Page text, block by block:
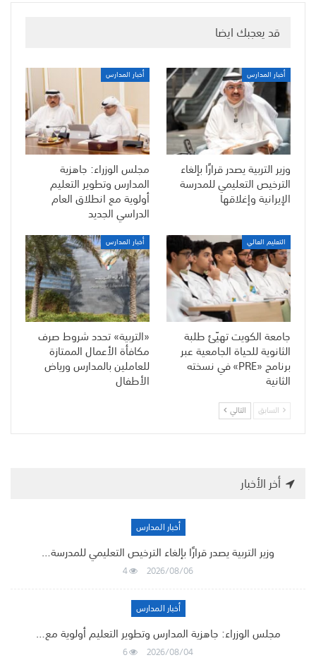
قد يعجبك ايضا
أخبار المدارس
وزير التربية يصدر قرارًا بإلغاء
الترخيص التعليمي للمدرسة
الإيرانية وإغلاقها
أخبار المدارس
مجلس الوزراء: جاهزية
المدارس وتطوير التعليم
أولوية مع انطلاق العام
الدراسي الجديد
التعليم العالي
جامعة الكويت تهيّئ طلبة
الثانوية للحياة الجامعية عبر
برنامج «PRE» في نسخته
الثانية
أخبار المدارس
«التربية» تحدد شروط صرف
مكافأة الأعمال الممتازة
للعاملين بالمدارس ورياض
الأطفال
السابق التالي
أخر الأخبار
أخبار المدارس
وزير التربية يصدر قرارًا بإلغاء الترخيص التعليمي للمدرسة…
2026/08/06
4
أخبار المدارس
مجلس الوزراء: جاهزية المدارس وتطوير التعليم أولوية مع…
2026/08/04
6